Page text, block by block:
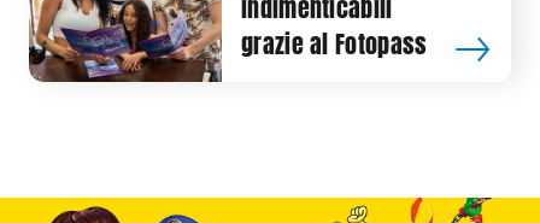
indimenticabili
grazie al Fotopass